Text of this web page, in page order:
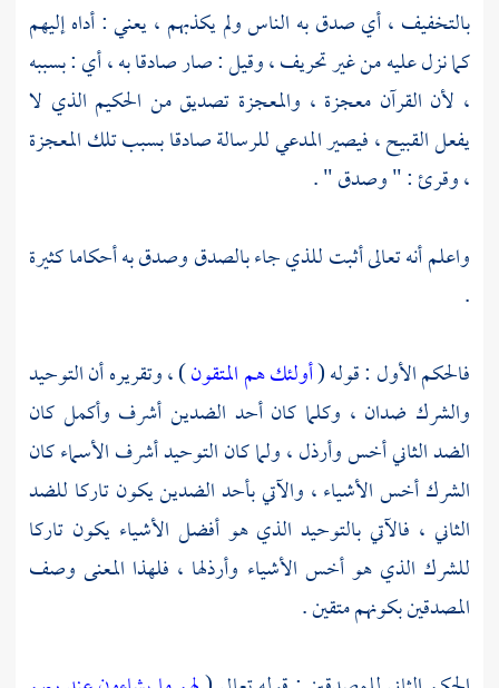
بالتخفيف ، أي صدق به الناس ولم يكذبهم ، يعني : أداه إليهم
كما نزل عليه من غير تحريف ، وقيل : صار صادقا به ، أي : بسببه
، لأن القرآن معجزة ، والمعجزة تصديق من الحكيم الذي لا
يفعل القبيح ، فيصير المدعي للرسالة صادقا بسبب تلك المعجزة
، وقرئ : " وصدق " .
واعلم أنه تعالى أثبت للذي جاء بالصدق وصدق به أحكاما كثيرة
.
فالحكم الأول : قوله (أولئك هم المتقون) ، وتقريره أن التوحيد
والشرك ضدان ، وكلما كان أحد الضدين أشرف وأكمل كان
الضد الثاني أخس وأرذل ، ولما كان التوحيد أشرف الأسماء كان
الشرك أخس الأشياء ، والآتي بأحد الضدين يكون تاركا للضد
الثاني ، فالآتي بالتوحيد الذي هو أفضل الأشياء يكون تاركا
للشرك الذي هو أخس الأشياء وأرذلها ، فلهذا المعنى وصف
المصدقين بكونهم متقين .